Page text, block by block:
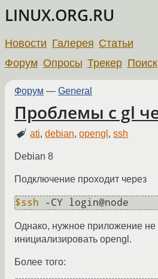
LINUX.ORG.RU
Новости Галерея Статьи
Форум Опросы Трекер Поиск
Форум — General
Проблемы с gl
ati,debian,opengl ,ssh
Debian 8
Подключение проходит через
$ssh
Однако, нужное приложение не
инициализировать opengl.
Более того: